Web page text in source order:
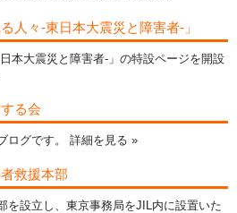
人々-東日本大震災と障害者-」
本大震災と障害者-」の特設ページを開設
る会
ログです。 詳細を見る »
救援本部
を設立し、東京事務局をJIL内に設置いた